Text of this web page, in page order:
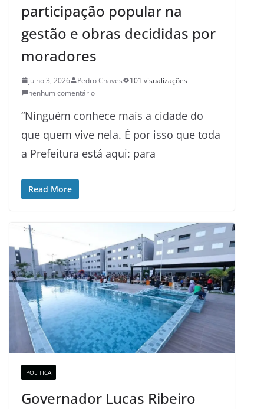
participação popular na
gestão e obras decididas por
moradores
julho 3, 2026 Pedro Chaves
101 visualizações
nenhum comentário
“Ninguém conhece mais a cidade do
que quem vive nela. É por isso que toda
a Prefeitura está aqui: para
Read More
POLITICA
Governador Lucas Ribeiro